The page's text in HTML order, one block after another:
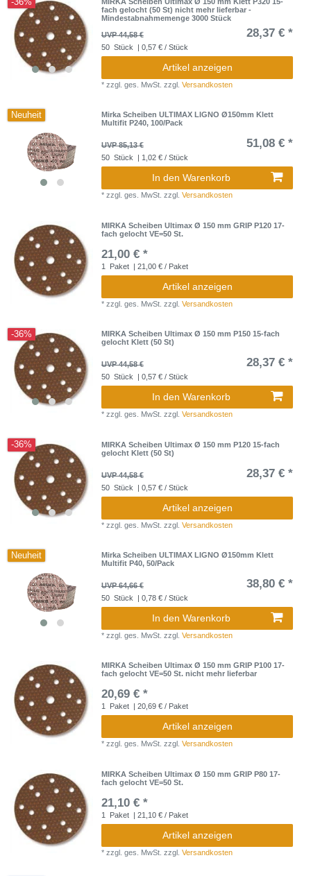
-36%
fach gelocht (50 St) nicht mehr lieferbar -
Mindestabnahmemenge 3000 Stück
UVP 44,58 €
28,37 € *
50 Stück | 0,57 € / Stück
Artikel anzeigen
* zzgl. ges. MwSt. zzgl. Versandkosten
Neuheit
Mirka Scheiben ULTIMAX LIGNO Ø150mm Klett
Multifit P240, 100/Pack
UVP 85,13 € 51,08 € *
50 Stück | 1,02 € / Stück
In den Warenkorb
* zzgl. ges. MwSt. zzgl. Versandkosten
MIRKA Scheiben Ultimax Ø 150 mm GRIP P120 17-
fach gelocht VE=50 St.
21,00 € *
1 Paket | 21,00 € / Paket
Artikel anzeigen
* zzgl. ges. MwSt. zzgl. Versandkosten
-36%
MIRKA Scheiben Ultimax Ø 150 mm P150 15-fach
gelocht Klett (50 St)
UVP 44,58 € 28,37 € *
50 Stück | 0,57 € / Stück
In den Warenkorb
* zzgl. ges. MwSt. zzgl. Versandkosten
-36%
MIRKA Scheiben Ultimax Ø 150 mm P120 15-fach
gelocht Klett (50 St)
UVP 44,58 € 28,37 € *
50 Stück | 0,57 € / Stück
Artikel anzeigen
* zzgl. ges. MwSt. zzgl. Versandkosten
Neuheit
Mirka Scheiben ULTIMAX LIGNO Ø150mm Klett
Multifit P40, 50/Pack
UVP 64,66 € 38,80 € *
50 Stück | 0,78 € / Stück
In den Warenkorb
* zzgl. ges. MwSt. zzgl. Versandkosten
MIRKA Scheiben Ultimax Ø 150 mm GRIP P100 17-
fach gelocht VE=50 St. nicht mehr lieferbar
20,69 € *
1 Paket | 20,69 € / Paket
Artikel anzeigen
* zzgl. ges. MwSt. zzgl. Versandkosten
MIRKA Scheiben Ultimax Ø 150 mm GRIP P80 17-
fach gelocht VE=50 St.
21,10 € *
1 Paket | 21,10 € / Paket
Artikel anzeigen
* zzgl. ges. MwSt. zzgl. Versandkosten